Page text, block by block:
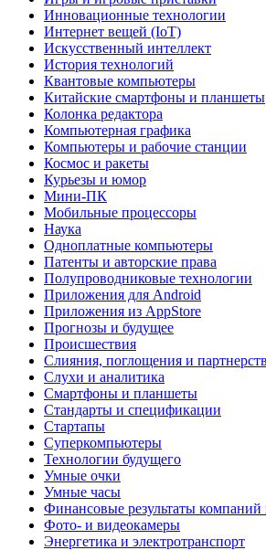
Инновационные технологии
Интернет вещей (IoT)
Искусственный интеллект
История технологий
Квантовые компьютеры
Китайские смартфоны и планшеты
Колонка редактора
Компьютерная графика
Компьютеры и рабочие станции
Космос и ракеты
Курьезы и юмор
Мини-ПК
Мобильные процессоры
Наука
Одноплатные компьютеры
Патенты и авторские права
Полупроводниковые технологии
Приложения для Android
Приложения из AppStore
Прогнозы и будущее
Происшествия
Слияния, поглощения и
Слухи и аналитика
Смартфоны и планшеты
Стандарты и спецификации
Стартапы
Суперкомпьютеры
Технологии будущего
Умные очки
Умные часы
Финансовые результаты компаний
Фото- и видеокамеры
Энергетика и электротранспорт